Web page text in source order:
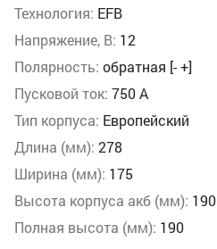
Технология: EFB
Напряжение, В: 12
Полярность: обратная [- +]
Пусковой ток: 750 А
Тип корпуса: Европейский
Длина (мм): 278
Ширина (мм): 175
Высота корпуса акб (мм): 190
Полная высота (мм): 190